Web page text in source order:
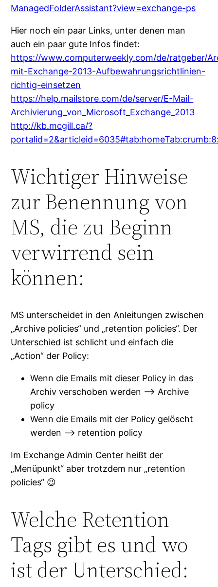
ManagedFolderAssistant?view=exchange-ps
Hier noch ein paar Links, unter denen man
auch ein paar gute Infos findet:
https://www.computerweekly.com/de/ratgeber/
mit-Exchange-2013-Aufbewahrungsrichtlinien-
richtig-einsetzen
https://help.mailstore.com/de/server/E-Mail-
Archivierung_von_Microsoft_Exchange_2013
http://kb.mcgill.ca/?
Wichtiger Hinweise
zur Benennung von
MS, die zu Beginn
verwirrend sein
können:
MS unterscheidet in den Anleitungen zwischen
„Archive policies“ und „retention policies“. Der
Unterschied ist schlicht und einfach die
„Action“ der Policy:
Wenn die Emails mit dieser Policy in das
Archiv verschoben werden –> Archive
policy
Wenn die Emails mit der Policy gelöscht
werden –> retention policy
Im Exchange Admin Center heißt der
„Menüpunkt“ aber trotzdem nur „retention
policies“ 😉
Welche Retention
Tags gibt es und wo
ist der Unterschied: